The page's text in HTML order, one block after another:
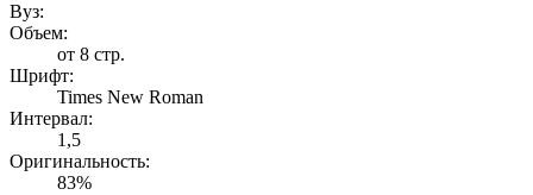
Вуз:
Объем:
от 8 стр.
Шрифт:
Times New Roman
Интервал:
1,5
Оригинальность:
83%